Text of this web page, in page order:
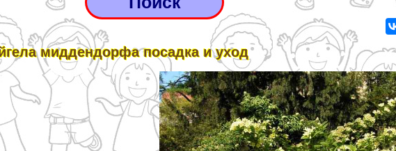
миддендорфа посадка и уход